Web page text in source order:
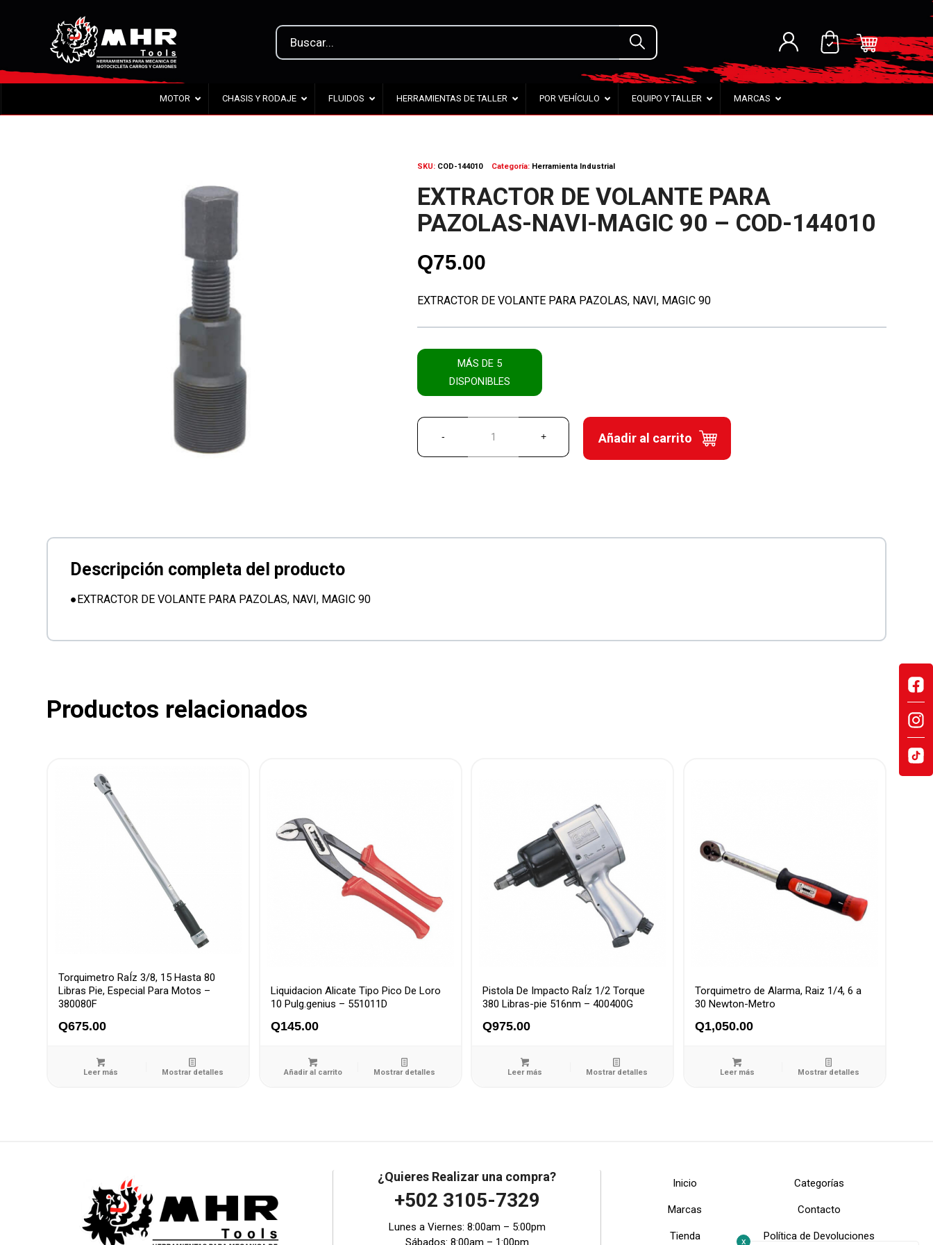
MOTOR CHASIS Y RODAJE FLUIDOS HERRAMIENTAS DE TALLER POR VEHÍCULO EQUIPO Y TALLER MARCAS
SKU: COD-144010 Categoría: Herramienta Industrial
EXTRACTOR DE VOLANTE PARA
PAZOLAS-NAVI-MAGIC 90 – COD-144010
Q75.00
EXTRACTOR DE VOLANTE PARA PAZOLAS, NAVI, MAGIC 90
MÁS DE 5
DISPONIBLES
Añadir al carrito
●EXTRACTOR DE VOLANTE PARA PAZOLAS, NAVI, MAGIC 90
Productos relacionados
Torquimetro RaÍz 3/8, 15 Hasta 80
Libras Pie, Especial Para Motos –
380080F
Q675.00
Leer más Mostrar detalles
Liquidacion Alicate Tipo Pico De Loro
10 Pulg.genius – 551011D
Q145.00
Añadir al carrito Mostrar detalles
Pistola De Impacto RaÍz 1/2 Torque
380 Libras-pie 516nm – 400400G
Q975.00
Leer más Mostrar detalles
Torquimetro de Alarma, Raiz 1/4, 6 a
30 Newton-Metro
Q1,050.00
Leer más Mostrar detalles
¿Quieres Realizar una compra?
+502 3105-7329
Lunes a Viernes: 8:00am – 5:00pm
Inicio Categorías
Marcas Contacto
Tienda Política de Devoluciones
x